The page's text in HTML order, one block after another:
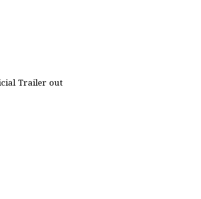
Trailer out